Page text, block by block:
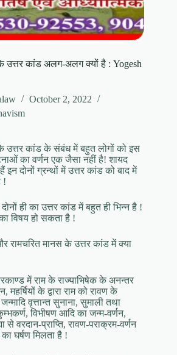
के उत्तर कांड अलग-अलग क्यों है : Yogesh
October 2, 2022
के उत्तर कांड के संबंध में बहुत लोगों को इस
का वर्णन एक जैसा नहीं है! शायद
इन दोनों ग्रन्थों में उत्तर कांड को बाद में
!
ही का उत्तर कांड में बहुत ही भिन्न है !
विषय हो सकता है !
रामचरित मानस के उत्तर कांड में क्या
में राम के राज्याभिषेक के अनन्तर
महर्षियों के द्वारा राम को रावण के
वृत्तान्त सुनाना, सुमाली तथा
विभीषण आदि का जन्म-वर्णन,
से वरदान-प्राप्ति, रावण-पराक्रम-वर्णन
घर्षण मिलता है !